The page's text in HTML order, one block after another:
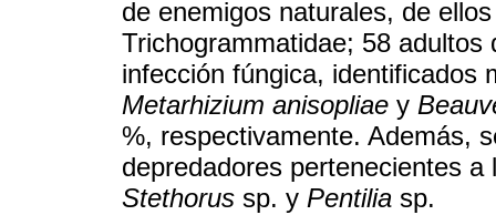
de enemigos naturales, de
Trichogrammatidae; 58 adultos
infección fúngica, identificados
Metarhizium anisopliae y
%, respectivamente. Además,
depredadores pertenecientes
Stethorus sp. y Pentilia sp.